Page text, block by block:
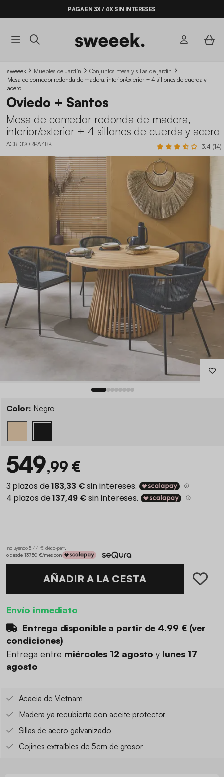
PAGA EN 3X / 4X SIN INTERESES
sweeek Muebles de Jardín
Conjuntos mesa y sillas de jardín
Mesa de comedor redonda de madera, interior/exterior + 4 sillones de cuerda y
acero
Oviedo + Santos
Mesa de comedor redonda de madera,
interior/exterior + 4 sillones de cuerda y acero
ACRD120RPA4BK 3.4 (14)
Color: Negro
549,99 €
Incluyendo 5,44 € d'éco-part.
o desde 137,50 €/mes con
AÑADIR A LA CESTA
Envío inmediato
Entrega disponible a partir de 4.99 €(ver
condiciones)
Entrega entre miércoles 12 agostoy lunes 17
agosto
Acacia de Vietnam
Madera ya recubierta con aceite protector
Sillas de acero galvanizado
Cojines extraíbles de 5cm de grosor